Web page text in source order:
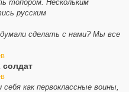
топором. Нескольким
русским
сделать с нами? Мы все
солдат
себя как первоклассные воины,